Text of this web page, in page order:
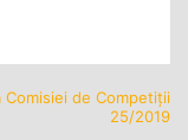
Comisiei de Competiţii
25/2019